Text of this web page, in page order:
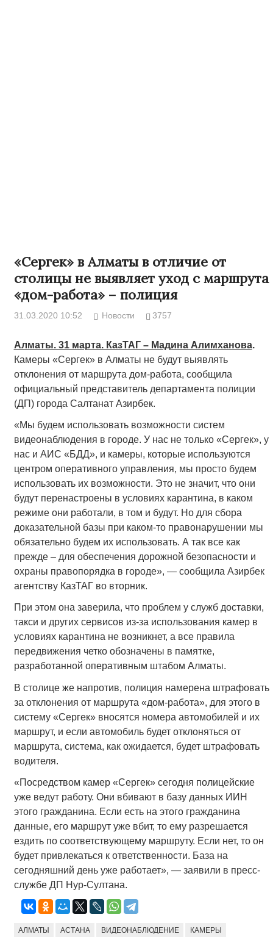
«Сергек» в Алматы в отличие от
столицы не выявляет уход с маршрута
«дом-работа» – полиция
31.03.2020 10:52 Новости 3757
Алматы. 31 марта. КазТАГ – Мадина Алимханова.
Камеры «Сергек» в Алматы не будут выявлять
отклонения от маршрута дом-работа, сообщила
официальный представитель департамента полиции
(ДП) города Салтанат Азирбек.
«Мы будем использовать возможности систем
видеонаблюдения в городе. У нас не только «Сергек», у
нас и АИС «БДД», и камеры, которые используются
центром оперативного управления, мы просто будем
использовать их возможности. Это не значит, что они
будут перенастроены в условиях карантина, в каком
режиме они работали, в том и будут. Но для сбора
доказательной базы при каком-то правонарушении мы
обязательно будем их использовать. А так все как
прежде – для обеспечения дорожной безопасности и
охраны правопорядка в городе», — сообщила Азирбек
агентству КазТАГ во вторник.
При этом она заверила, что проблем у служб доставки,
такси и других сервисов из-за использования камер в
условиях карантина не возникнет, а все правила
передвижения четко обозначены в памятке,
разработанной оперативным штабом Алматы.
В столице же напротив, полиция намерена штрафовать
за отклонения от маршрута «дом-работа», для этого в
систему «Сергек» вносятся номера автомобилей и их
маршрут, и если автомобиль будет отклоняться от
маршрута, система, как ожидается, будет штрафовать
водителя.
«Посредством камер «Сергек» сегодня полицейские
уже ведут работу. Они вбивают в базу данных ИИН
этого гражданина. Если есть на этого гражданина
данные, его маршрут уже вбит, то ему разрешается
ездить по соответствующему маршруту. Если нет, то он
будет привлекаться к ответственности. База на
сегодняшний день уже работает», — заявили в пресс-
службе ДП Нур-Султана.
АЛМАТЫ АСТАНА ВИДЕОНАБЛЮДЕНИЕ КАМЕРЫ